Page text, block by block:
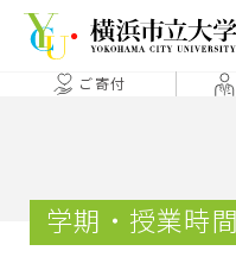
本文へ移動
ご寄付
学期・授業時間